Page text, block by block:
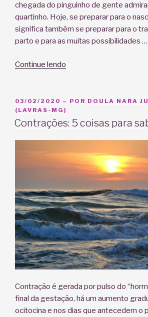
chegada do pinguinho de gente
quartinho. Hoje, se preparar para o
significa também se preparar para o
parto e para as muitas possibilidades …
Continue lendo
preparar
o
PUBLICADO
EM
03/02/2020 – POR DOULA NARA
(LAVRAS-MG)
Contrações: 5 coisas para
Contração é gerada por pulso do
final da gestação, há um aumento
ocitocina e nos dias que antecedem o